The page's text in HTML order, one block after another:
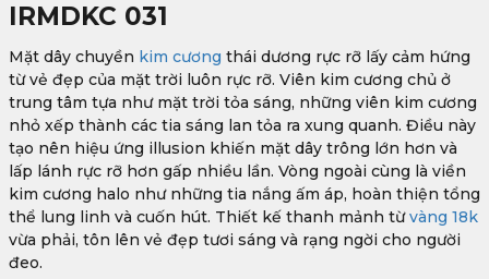
IRMDKC 031
Mặt dây chuyền kim cương thái dương rực rỡ lấy cảm hứng
từ vẻ đẹp của mặt trời luôn rực rỡ. Viên kim cương chủ ở
trung tâm tựa như mặt trời tỏa sáng, những viên kim cương
nhỏ xếp thành các tia sáng lan tỏa ra xung quanh. Điều này
tạo nên hiệu ứng illusion khiến mặt dây trông lớn hơn và
lấp lánh rực rỡ hơn gấp nhiều lần. Vòng ngoài cùng là viền
kim cương halo như những tia nắng ấm áp, hoàn thiện tổng
thể lung linh và cuốn hút. Thiết kế thanh mảnh từvàng 18k
vừa phải, tôn lên vẻ đẹp tươi sáng và rạng ngời cho người
đeo.